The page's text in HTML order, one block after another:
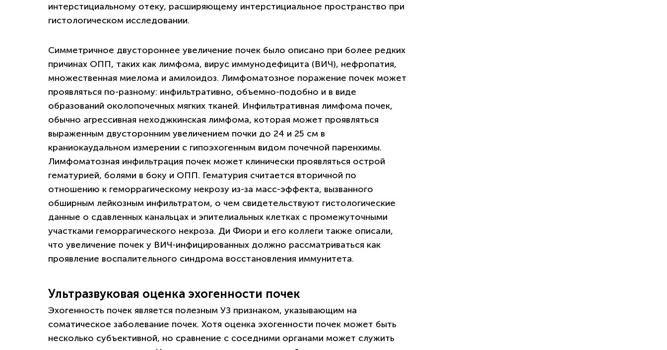
интерстициальному отеку, расширяющему интерстициальное пространство при
гистологическом исследовании.
Симметричное двустороннее увеличение почек было описано при более редких
причинах ОПП, таких как лимфома, вирус иммунодефицита (ВИЧ), нефропатия,
множественная миелома и амилоидоз. Лимфоматозное поражение почек может
проявляться по-разному: инфильтративно, объемно-подобно и в виде
образований околопочечных мягких тканей. Инфильтративная лимфома почек,
обычно агрессивная неходжкинская лимфома, которая может проявляться
выраженным двусторонним увеличением почки до 24 и 25 см в
краниокаудальном измерении с гипоэхогенным видом почечной паренхимы.
Лимфоматозная инфильтрация почек может клинически проявляться острой
гематурией, болями в боку и ОПП. Гематурия считается вторичной по
отношению к геморрагическому некрозу из-за масс-эффекта, вызванного
обширным лейкозным инфильтратом, о чем свидетельствуют гистологические
данные о сдавленных канальцах и эпителиальных клетках с промежуточными
участками геморрагического некроза. Ди Фиори и его коллеги также описали,
что увеличение почек у ВИЧ-инфицированных должно рассматриваться как
проявление воспалительного синдрома восстановления иммунитета.
Ультразвуковая оценка эхогенности почек
Эхогенность почек является полезным УЗ признаком, указывающим на
соматическое заболевание почек. Хотя оценка эхогенности почек может быть
несколько субъективной, но сравнение с соседними органами может служить